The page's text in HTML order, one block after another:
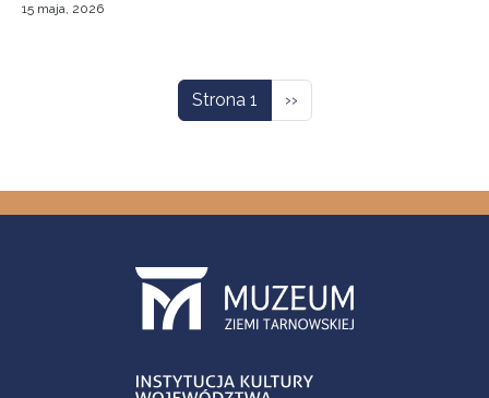
15 maja, 2026
Strona 1 Następna strona
››